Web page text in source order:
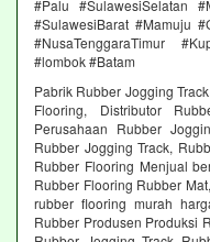
#Palu #SulawesiSelatan
#SulawesiBarat #Mamuju
#NusaTenggaraTimur
#lombok #Batam
Pabrik Rubber Jogging
Flooring, Distributor
Perusahaan Rubber
Rubber Jogging Track,
Rubber Flooring Menjual
Rubber Flooring Rubber
rubber flooring murah
Rubber Produsen Produksi